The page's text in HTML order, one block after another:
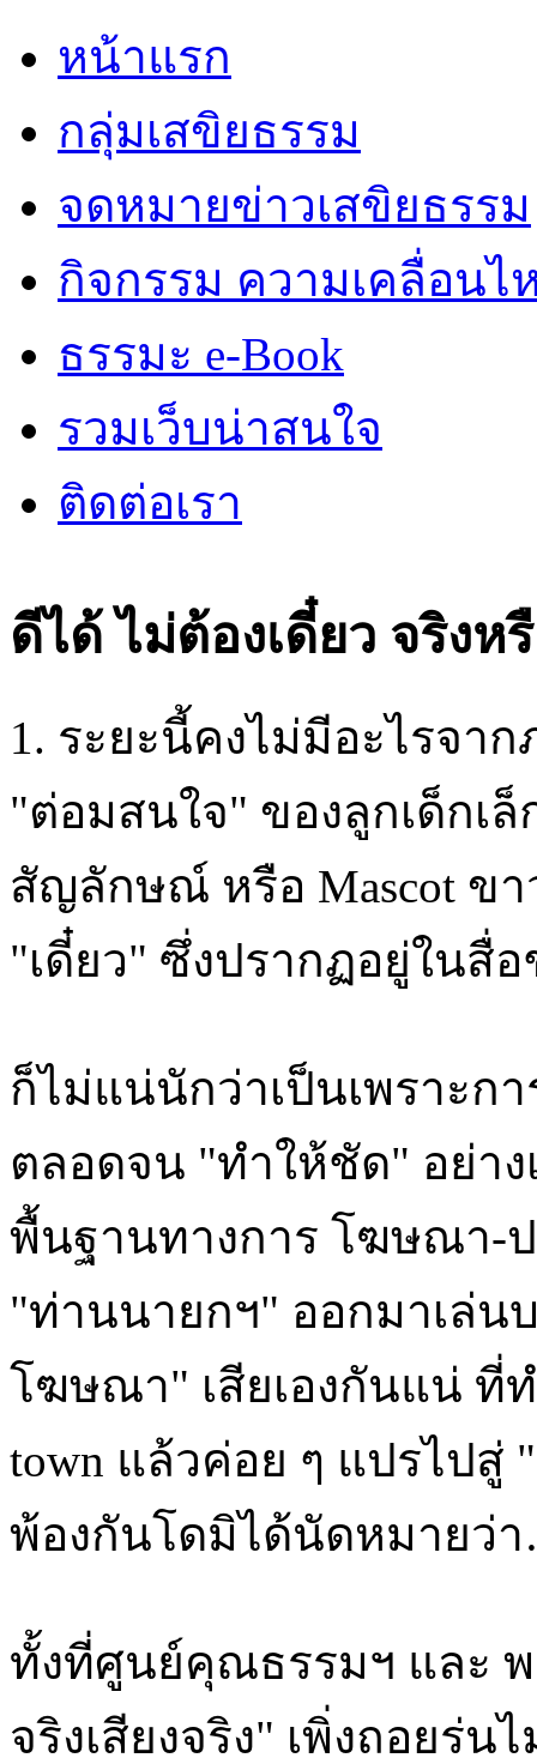
หน้าแรก
กลุ่มเสขิยธรรม
จดหมายข่าวเสขิยธรรม
กิจกรรม ความเคลื่อนไ
ธรรมะ e-Book
รวมเว็บน่าสนใจ
ติดต่อเรา
ดีได้ ไม่ต้องเดี๋ยว จริงห
1. ระยะนี้คงไม่มีอะไรจา
"ต่อมสนใจ" ของลูกเด็กเ
สัญลักษณ์ หรือ Mascot ข
"เดี๋ยว" ซึ่งปรากฏอยู่ในสื่
ก็ไม่แน่นักว่าเป็นเพราะก
ตลอดจน "ทำให้ชัด" อย่า
พื้นฐานทางการ โฆษณา-
"ท่านนายกฯ" ออกมาเล่น
โฆษณา" เสียเองกันแน่ ที่ท
town แล้วค่อย ๆ แปรไป
พ้องกันโดมิได้นัดหมายว่
ทั้งที่ศูนย์คุณธรรมฯ และ พ
จริงเสียงจริง" เพิ่งถอยร่